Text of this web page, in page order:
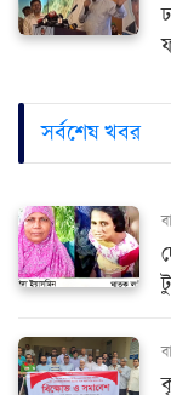
সর্বশেষ খবর